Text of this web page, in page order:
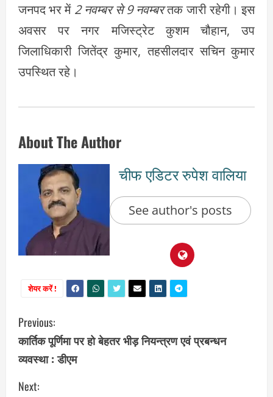
जनपद भर में 2 नवम्बर से 9 नवम्बरतक जारी रहेगी। इस
अवसर पर नगर मजिस्ट्रेट कुशम चौहान, उप
जिलाधिकारी जितेंद्र कुमार, तहसीलदार सचिन कुमार
उपस्थित रहे।
About The Author
चीफ एडिटर रुपेश वालिया
See author's posts
शेयर करें !
C
o
n
Previous:
कार्तिक पूर्णिमा पर हो बेहतर भीड़ नियन्त्रण एवं प्रबन्धन
व्यवस्था : डीएम
Next: